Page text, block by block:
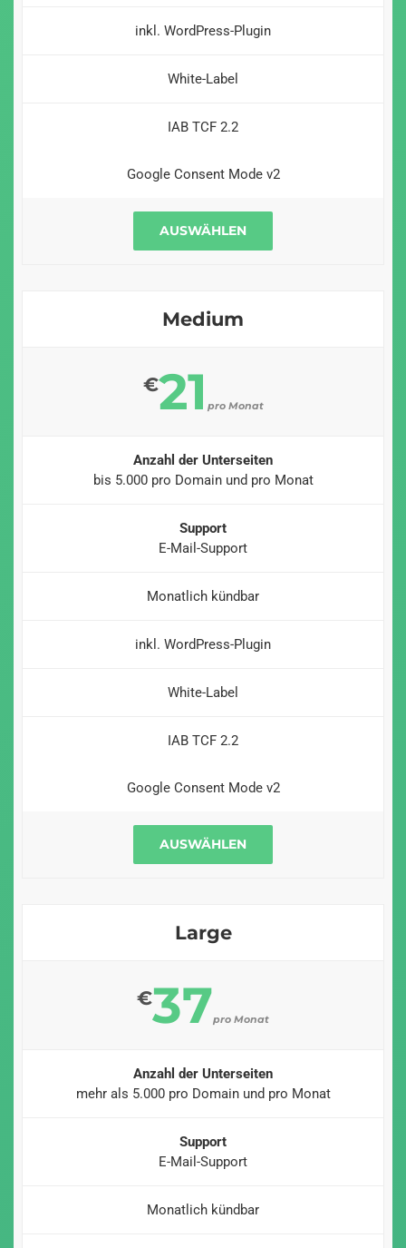
inkl. WordPress-Plugin
White-Label
IAB TCF 2.2
Google Consent Mode v2
AUSWÄHLEN
Medium
€21 pro Monat
Anzahl der Unterseiten
bis 5.000 pro Domain und pro Monat
Support
E-Mail-Support
Monatlich kündbar
inkl. WordPress-Plugin
White-Label
IAB TCF 2.2
Google Consent Mode v2
AUSWÄHLEN
Large
€37pro Monat
Anzahl der Unterseiten
mehr als 5.000 pro Domain und pro Monat
Support
E-Mail-Support
Monatlich kündbar